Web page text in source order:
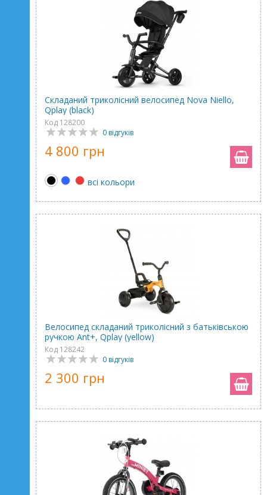
Складаний триколісний велосипед Nova Niello,
Qplay (black)
Код 128200
0 відгуків
4 800 грн
всі кольори
Велосипед складаний триколісний з батьківською
ручкою Ant+, Qplay (yellow)
Код 128242
0 відгуків
2 300 грн